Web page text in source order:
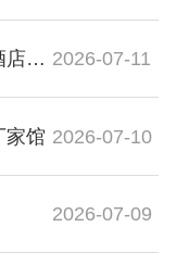
怎么在同城选择比较价格低的酒店装饰玻璃厂家 2026-07-11
家馆 2026-07-10
2026-07-09